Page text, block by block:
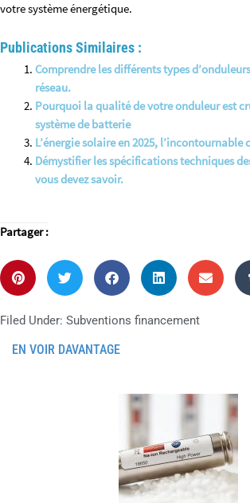
votre système énergétique.
Publications Similaires :
Comprendre les différents types
réseau.
Pourquoi la qualité de votre onduleur est
système de batterie
L’énergie solaire en 2025, l’incontournable
Démystifier les spécifications techniques
vous devez savoir.
Partager :
Filed Under: Subventions financement
EN VOIR DAVANTAGE